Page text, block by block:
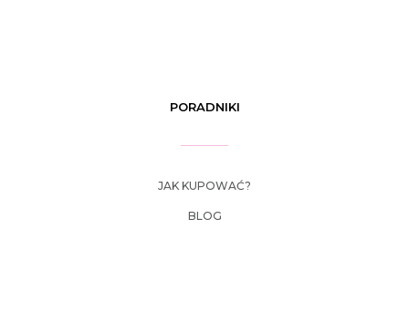
PORADNIKI
JAK KUPOWAĆ?
BLOG